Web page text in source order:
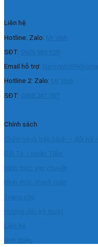
Liên hệ
Hotline: Zalo:
SĐT:
Email hỗ trợ:
Hotline 2: Zalo:
SĐT:
Chính sách